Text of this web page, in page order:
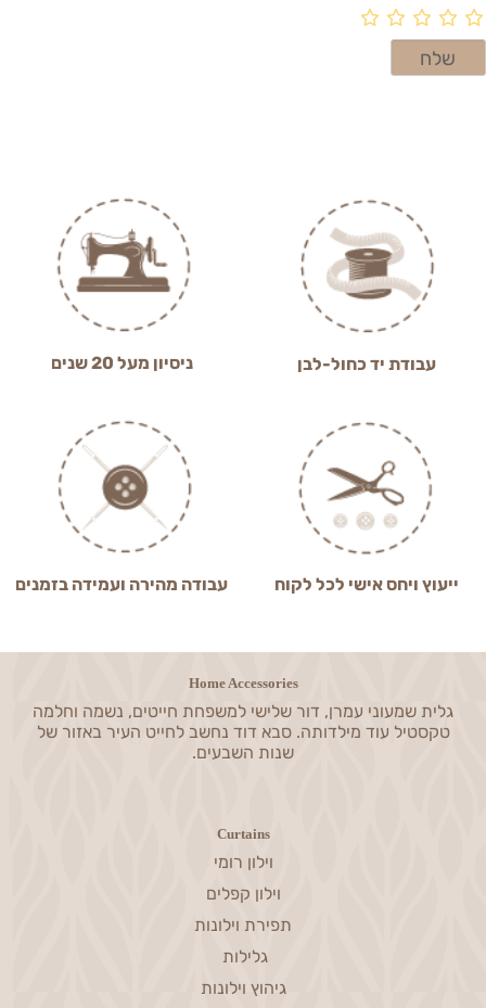
עבודת יד כחול-לבן ניסיון מעל 20 שנים
ייעוץ ויחס אישי לכל לקוח עבודה מהירה ועמידה בזמנים
Home Accessories
גלית שמעוני עמרן, דור שלישי למשפחת חייטים, נשמה וחלמה
טקסטיל עוד מילדותה. סבא דוד נחשב לחייט העיר באזור של
שנות השבעים.
Curtains
וילון רומי
וילון קפלים
תפירת וילונות
גלילות
גיהוץ וילונות